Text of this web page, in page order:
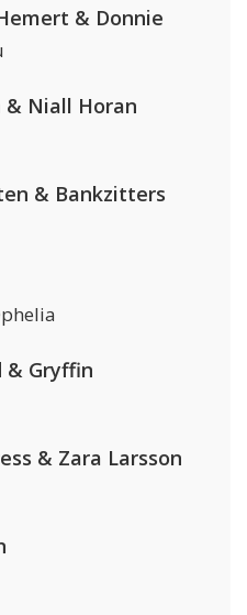
& Donnie
& Niall Horan
& Bankzitters
& Gryffin
& Zara Larsson